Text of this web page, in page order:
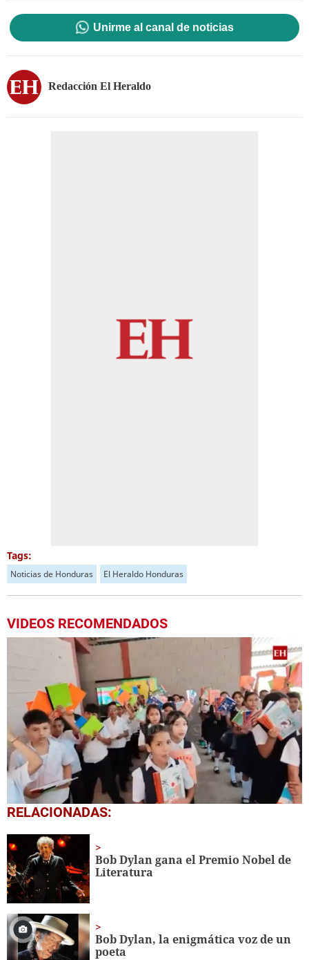
Unirme al canal de noticias
Redacción El Heraldo
Tags:
Noticias de Honduras El Heraldo Honduras
VIDEOS RECOMENDADOS
0
of
minute,
56
seconds
RELACIONADAS:
Bob Dylan gana el Premio Nobel de
Literatura
Bob Dylan, la enigmática voz de un
poeta